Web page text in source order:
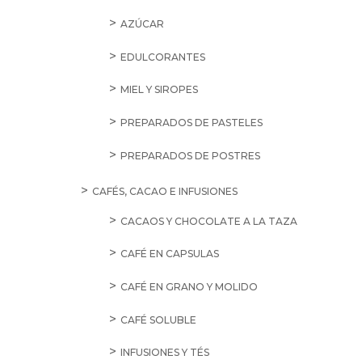
AZÚCAR
EDULCORANTES
MIEL Y SIROPES
PREPARADOS DE PASTELES
PREPARADOS DE POSTRES
CAFÉS, CACAO E INFUSIONES
CACAOS Y CHOCOLATE A LA TAZA
CAFÉ EN CAPSULAS
CAFÉ EN GRANO Y MOLIDO
CAFÉ SOLUBLE
INFUSIONES Y TÉS